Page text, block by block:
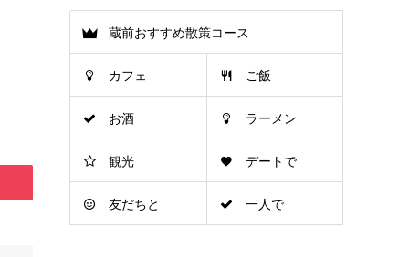
蔵前おすすめ散策コース
カフェ ご飯
お酒 ラーメン
観光 デートで
友だちと 一人で